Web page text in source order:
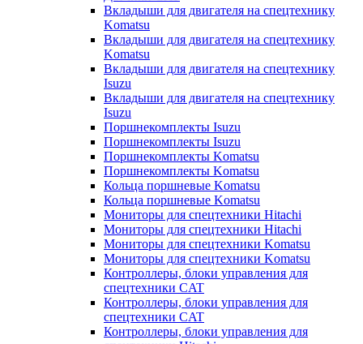
Вкладыши для двигателя на спецтехнику
Komatsu
Вкладыши для двигателя на спецтехнику
Komatsu
Вкладыши для двигателя на спецтехнику
Isuzu
Вкладыши для двигателя на спецтехнику
Isuzu
Поршнекомплекты Isuzu
Поршнекомплекты Isuzu
Поршнекомплекты Komatsu
Поршнекомплекты Komatsu
Кольца поршневые Komatsu
Кольца поршневые Komatsu
Мониторы для спецтехники Hitachi
Мониторы для спецтехники Hitachi
Мониторы для спецтехники Komatsu
Мониторы для спецтехники Komatsu
Контроллеры, блоки управления для
спецтехники CAT
Контроллеры, блоки управления для
спецтехники CAT
Контроллеры, блоки управления для